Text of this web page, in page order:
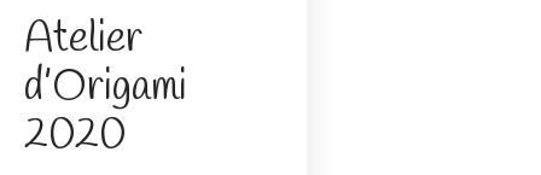
Atelier
d’Origami
2020